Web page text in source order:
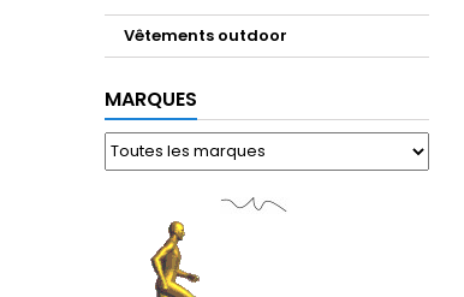
Vêtements outdoor
MARQUES